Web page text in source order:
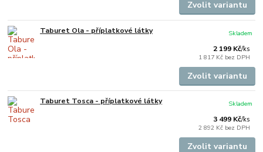
Zvolit variantu
Taburet Ola - příplatkové látky
2 199 Kč/ks
1 817 Kč bez DPH
Skladem
Zvolit variantu
Taburet Tosca - příplatkové látky
3 499 Kč/ks
2 892 Kč bez DPH
Skladem
Zvolit variantu